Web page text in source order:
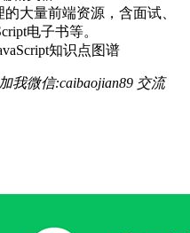
大量前端资源，含面试、
电子书等。
知识点图谱
我微信:caibaojian89 交流